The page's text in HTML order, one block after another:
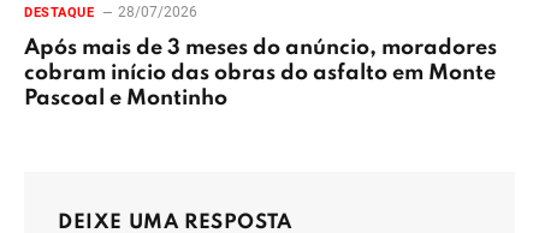
DESTAQUE 28/07/2026
Após mais de 3 meses do anúncio, moradores
cobram início das obras do asfalto em Monte
Pascoal e Montinho
DEIXE UMA RESPOSTA